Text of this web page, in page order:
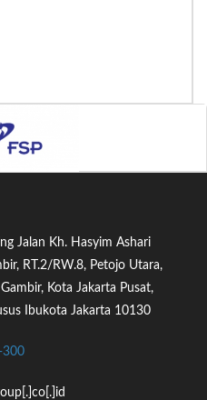
Jalan Kh. Hasyim Ashari
RT.2/RW.8, Petojo Utara,
Kota Jakarta Pusat,
Ibukota Jakarta 10130
300